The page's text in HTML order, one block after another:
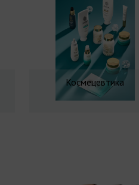
Космецевтика